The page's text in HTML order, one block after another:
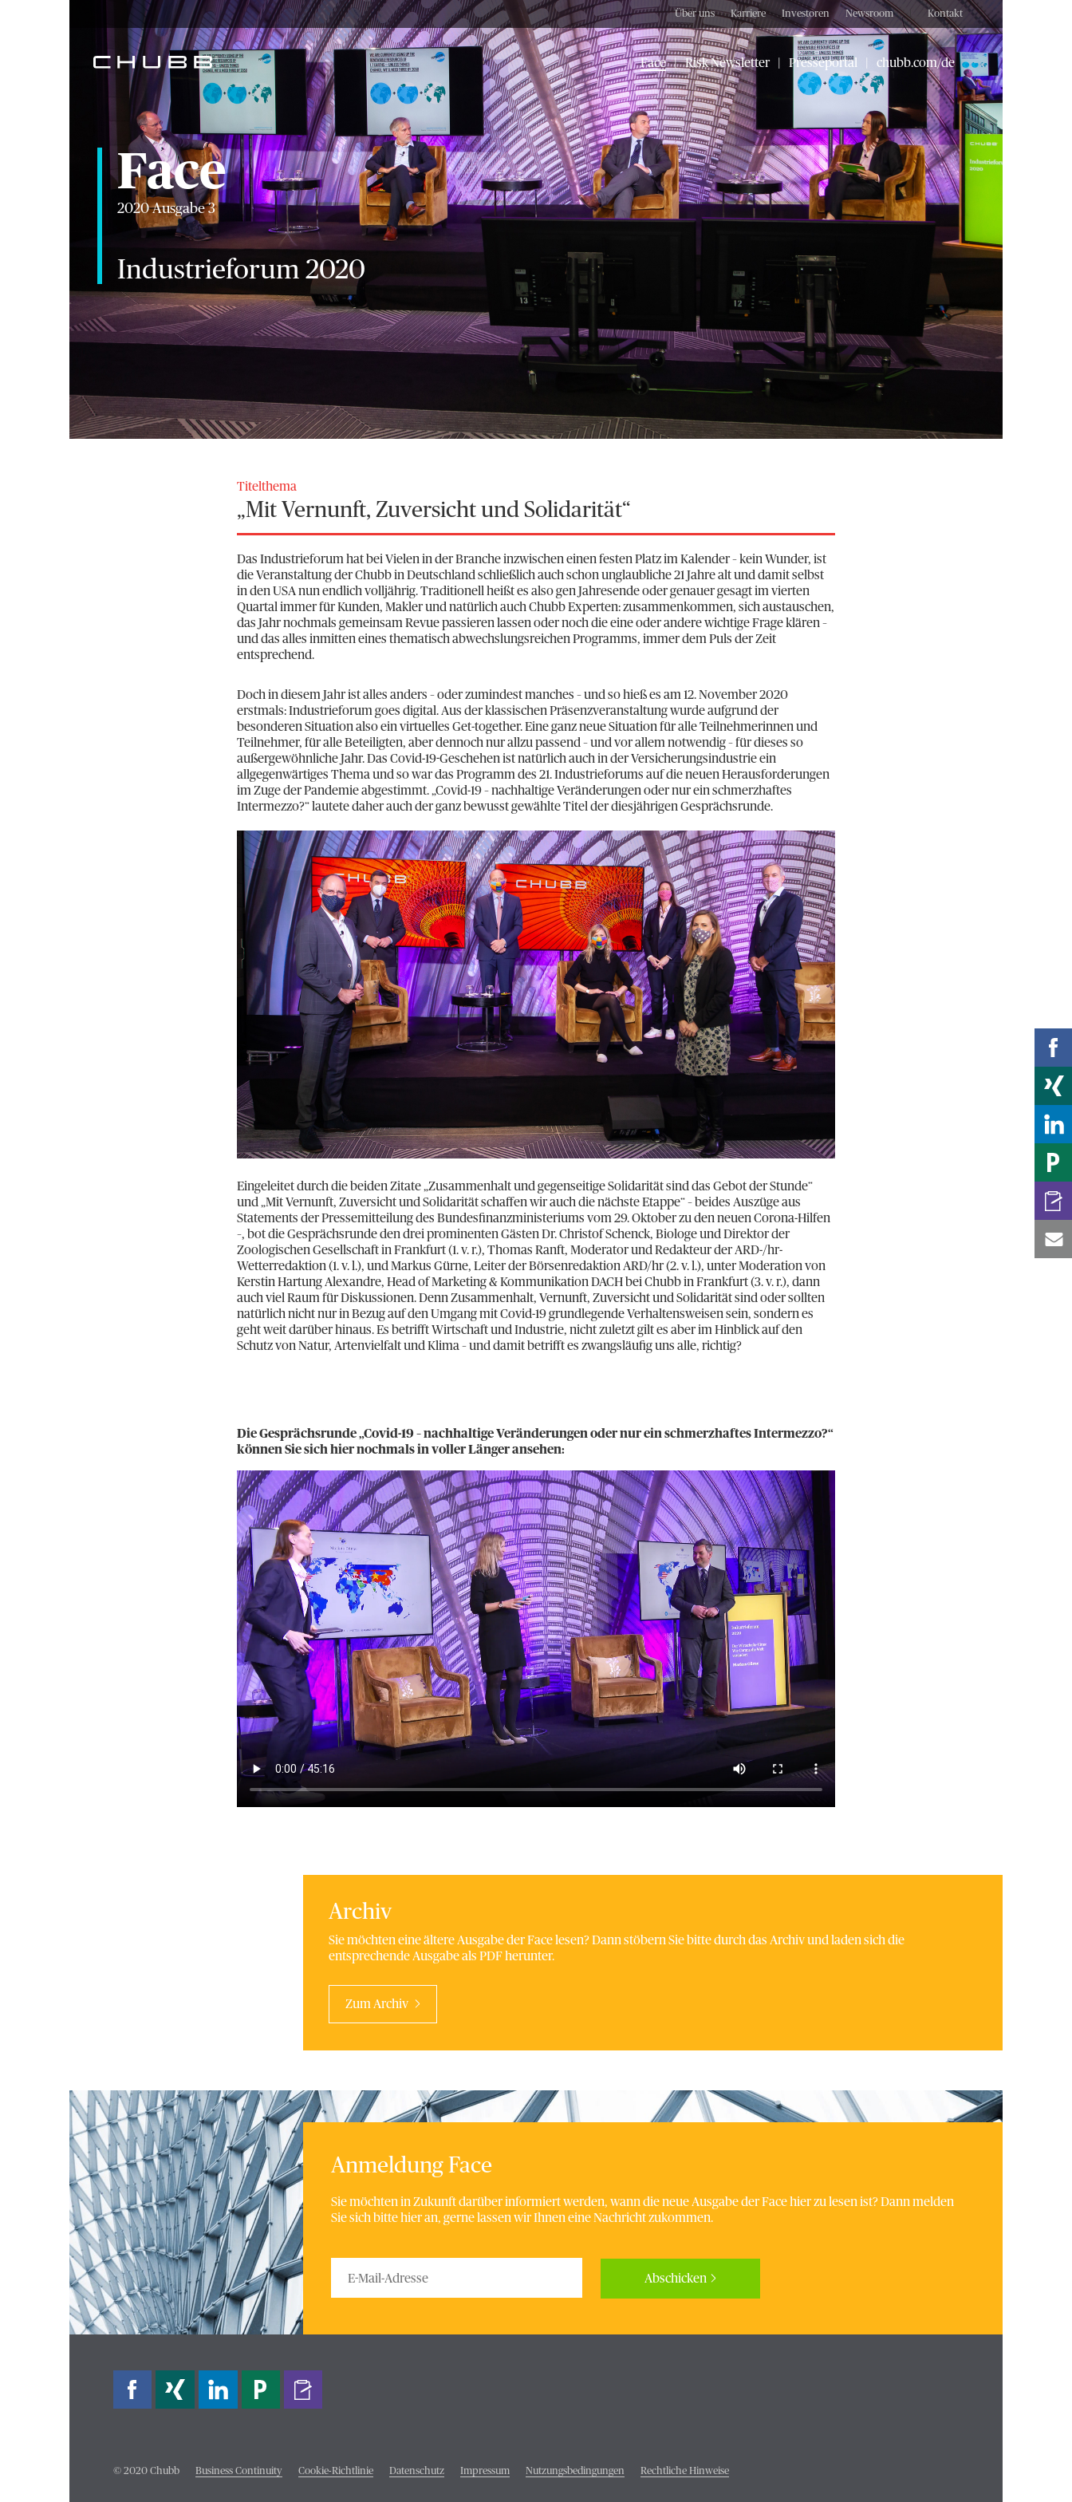
Über uns Karriere Investoren Newsroom Kontakt
| Face | Risk Newsletter Presseportal chubb.com/de
Face
2020 Ausgabe 3
Industrieforum 2020
Titelthema
„Mit Vernunft, Zuversicht und Solidarität“
Das Industrieforum hat bei Vielen in der Branche inzwischen einen festen Platz im Kalender – kein Wunder, ist
die Veranstaltung der Chubb in Deutschland schließlich auch schon unglaubliche 21 Jahre alt und damit selbst
in den USA nun endlich volljährig. Traditionell heißt es also gen Jahresende oder genauer gesagt im vierten
Quartal immer für Kunden, Makler und natürlich auch Chubb Experten: zusammenkommen, sich austauschen,
das Jahr nochmals gemeinsam Revue passieren lassen oder noch die eine oder andere wichtige Frage klären –
und das alles inmitten eines thematisch abwechslungsreichen Programms, immer dem Puls der Zeit
entsprechend.
Doch in diesem Jahr ist alles anders – oder zumindest manches – und so hieß es am 12. November 2020
erstmals: Industrieforum goes digital. Aus der klassischen Präsenzveranstaltung wurde aufgrund der
besonderen Situation also ein virtuelles Get-together. Eine ganz neue Situation für alle Teilnehmerinnen und
Teilnehmer, für alle Beteiligten, aber dennoch nur allzu passend – und vor allem notwendig – für dieses so
außergewöhnliche Jahr. Das Covid-19-Geschehen ist natürlich auch in der Versicherungsindustrie ein
allgegenwärtiges Thema und so war das Programm des 21. Industrieforums auf die neuen Herausforderungen
im Zuge der Pandemie abgestimmt. „Covid-19 – nachhaltige Veränderungen oder nur ein schmerzhaftes
Intermezzo?“ lautete daher auch der ganz bewusst gewählte Titel der diesjährigen Gesprächsrunde.
Eingeleitet durch die beiden Zitate „Zusammenhalt und gegenseitige Solidarität sind das Gebot der Stunde“
und „Mit Vernunft, Zuversicht und Solidarität schaffen wir auch die nächste Etappe“ – beides Auszüge aus
Statements der Pressemitteilung des Bundesfinanzministeriums vom 29. Oktober zu den neuen Corona-Hilfen
–, bot die Gesprächsrunde den drei prominenten Gästen Dr. Christof Schenck, Biologe und Direktor der
Zoologischen Gesellschaft in Frankfurt (1. v. r.), Thomas Ranft, Moderator und Redakteur der ARD-/hr-
Wetterredaktion (1. v. l.), und Markus Gürne, Leiter der Börsenredaktion ARD/hr (2. v. l.), unter Moderation von
Kerstin Hartung Alexandre, Head of Marketing & Kommunikation DACH bei Chubb in Frankfurt (3. v. r.), dann
auch viel Raum für Diskussionen. Denn Zusammenhalt, Vernunft, Zuversicht und Solidarität sind oder sollten
natürlich nicht nur in Bezug auf den Umgang mit Covid-19 grundlegende Verhaltensweisen sein, sondern es
geht weit darüber hinaus. Es betrifft Wirtschaft und Industrie, nicht zuletzt gilt es aber im Hinblick auf den
Schutz von Natur, Artenvielfalt und Klima – und damit betrifft es zwangsläufig uns alle, richtig?
Die Gesprächsrunde „Covid-19 – nachhaltige Veränderungen oder nur ein schmerzhaftes Intermezzo?“
können Sie sich hier nochmals in voller Länger ansehen:
Archiv
Sie möchten eine ältere Ausgabe der Face lesen? Dann stöbern Sie bitte durch das Archiv und laden sich die
entsprechende Ausgabe als PDF herunter.
Zum Archiv
Anmeldung Face
Sie möchten in Zukunft darüber informiert werden, wann die neue Ausgabe der Face hier zu lesen ist? Dann melden
Sie sich bitte hier an, gerne lassen wir Ihnen eine Nachricht zukommen.
Abschicken
© 2020 Chubb Business Continuity Cookie-Richtlinie Datenschutz Impressum Nutzungsbedingungen Rechtliche Hinweise